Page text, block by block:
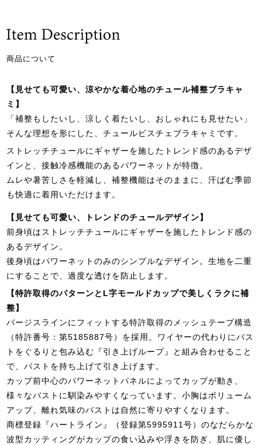
商品について
【見せても可愛い、涼やかな着心地のチュール補整ブラキャ
ミ】
「補整もしたいし、涼しく着たいし、おしゃれにも見せたい」
そんな理想を形にした、チュールビスチェブラキャミです。
ストレッチチュールにギャザーを施したトレンド感のあるデザ
インと、接触冷感機能のあるパワーネットが特徴。
ムレや暑苦しさを軽減し、補整機能はそのままに、汗ばむ季節
も快適に着用いただけます。
【見せても可愛い、トレンドのチュールデザイン】
前身頃はストレッチチュールにギャザーを施したトレンド感の
あるデザイン。
後身頃はパワーネットのみのシンプルなデザイン。生地を二重
にすることで、過度な透けを防止します。
【特許取得のパターンとL字モールドカップで美しくラクに補
整】
バージスラインにフィットする特許取得のメッシュテープ構造
（特許番号：第5185887号）を採用。ワイヤーの代わりにバス
トをぐるりと包み込む『引き上げループ』と組み合わせること
で、バストを持ち上げて引き上げます。
カップ前中心のパワーネットパネルによってカップが動き、
様々なバストに馴染みやすくなっています。小胸はボリューム
アップ、離れ気味のバストは自然に寄りやすくなります。
商標登録『ハートライン』（登録第5995911号）のなだらかな
波型カッティングがカップの食い込みや浮きを防ぎ、肌に優し